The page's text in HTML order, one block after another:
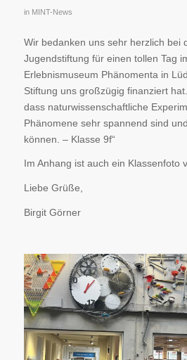
in MINT-News
Wir bedanken uns sehr herzlich bei
Jugendstiftung für einen tollen Tag
Erlebnismuseum Phänomenta in
Stiftung uns großzügig finanziert
dass naturwissenschaftliche
Phänomene sehr spannend sind
können. – Klasse 9f“
Im Anhang ist auch ein Klassenfoto
Liebe Grüße,
Birgit Görner